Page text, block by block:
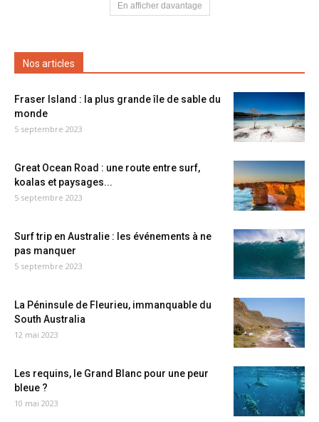
En afficher davantage
Nos articles
Fraser Island : la plus grande île de sable du
monde
5 septembre 2023
Great Ocean Road : une route entre surf,
koalas et paysages...
5 septembre 2023
Surf trip en Australie : les événements à ne
pas manquer
5 septembre 2023
La Péninsule de Fleurieu, immanquable du
South Australia
12 mai 2023
Les requins, le Grand Blanc pour une peur
bleue ?
10 mai 2023